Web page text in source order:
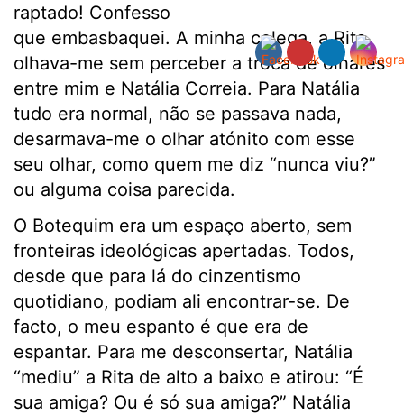
raptado! Confesso
que embasbaquei. A minha colega, a Rita,
olhava-me sem perceber a troca de olhares
entre mim e Natália Correia. Para Natália
tudo era normal, não se passava nada,
desarmava-me o olhar atónito com esse
seu olhar, como quem me diz “nunca viu?”
ou alguma coisa parecida.
O Botequim era um espaço aberto, sem
fronteiras ideológicas apertadas. Todos,
desde que para lá do cinzentismo
quotidiano, podiam ali encontrar-se. De
facto, o meu espanto é que era de
espantar. Para me desconsertar, Natália
“mediu” a Rita de alto a baixo e atirou: “É
sua amiga? Ou é só sua amiga?” Natália